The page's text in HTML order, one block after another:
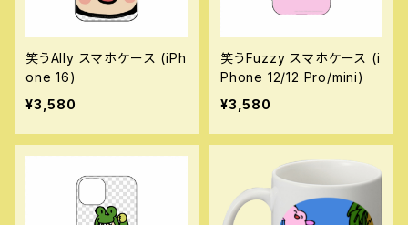
笑うAlly スマホケース (iPh
one 16)
¥3,580
笑うFuzzy スマホケース (i
Phone 12/12 Pro/mini)
¥3,580